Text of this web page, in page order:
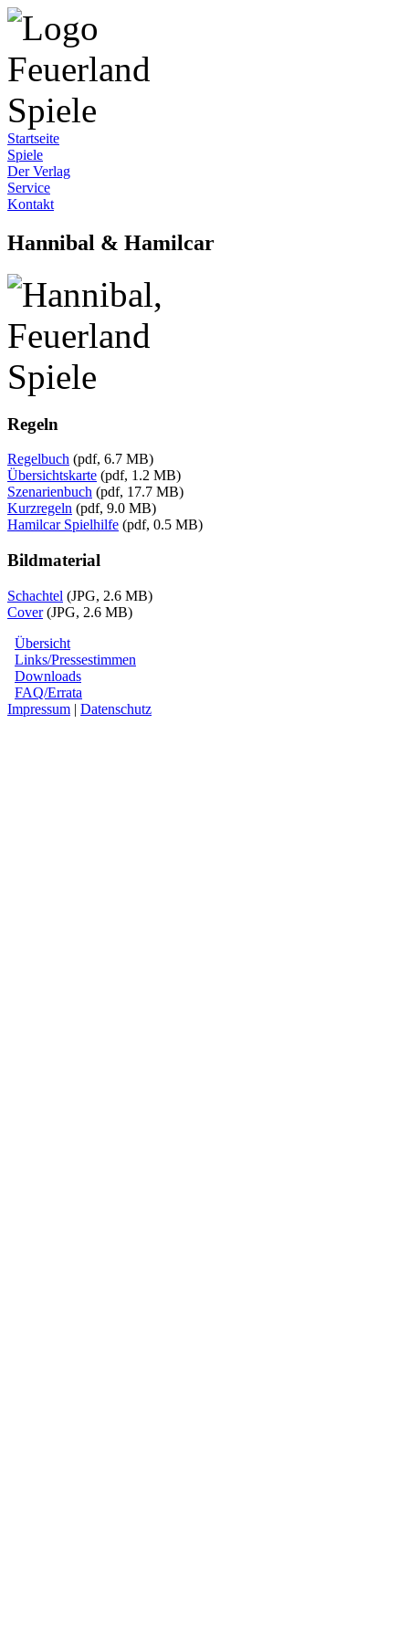
Startseite
Spiele
Der Verlag
Service
Kontakt
Hannibal & Hamilcar
Regeln
Regelbuch (pdf, 6.7 MB)
Übersichtskarte (pdf, 1.2 MB)
Szenarienbuch (pdf, 17.7 MB)
Kurzregeln (pdf, 9.0 MB)
Hamilcar Spielhilfe (pdf, 0.5 MB)
Bildmaterial
Schachtel (JPG, 2.6 MB)
Cover(JPG, 2.6 MB)
Übersicht
Links/Pressestimmen
Downloads
FAQ/Errata
Impressum | Datenschutz